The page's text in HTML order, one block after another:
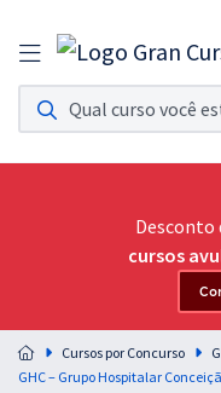
Assinatura Ilimitada
Acesso a todos os cursos.
Assinatura OAB Até
Acesso ilimitado a toda
Residências
Preparação completa e
residências em saúde do Brasil
Desconto
cursos
Cursos por Concurso